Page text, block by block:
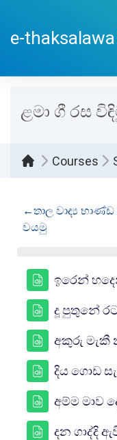
e-thaksalawa
ළමා ගී රස
Courses
Section
←තාල වාද්‍ය
වයමු
ඉරෙන්
දූ පුතුනේ
අකුරු මැකී
දිය ගොඩ
අම්ම මාව
දන ගාද්දි